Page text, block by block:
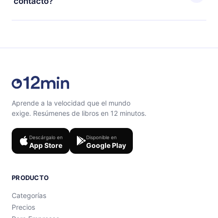
con un cuestionario de preguntas para ayudarte a fijar
Siéntete libre de contactarnos ensupport@12min.com.
Aprende a la velocidad que el mundo
exige. Resúmenes de libros en 12 minutos.
Descárgalo en
App Store
Disponible en
Google Play
PRODUCTO
Categorías
Precios